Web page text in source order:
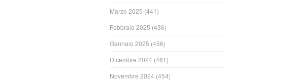
Marzo 2025 (441)
Febbraio 2025 (436)
Gennaio 2025 (456)
Dicembre 2024 (461)
Novembre 2024 (454)